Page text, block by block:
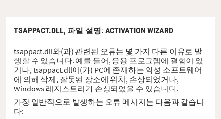
TSAPPACT.DLL, 파일 설명: ACTIVATION WIZARD
tsappact.dll와(과) 관련된 오류는 몇 가지 다른 이유로 발
생할 수 있습니다. 예를 들어, 응용 프로그램에 결함이 있
거나, tsappact.dll이(가) PC에 존재하는 악성 소프트웨어
에 의해 삭제, 잘못된 장소에 위치, 손상되었거나,
Windows 레지스트리가 손상되었을 수 있습니다.
가장 일반적으로 발생하는 오류 메시지는 다음과 같습니
다: